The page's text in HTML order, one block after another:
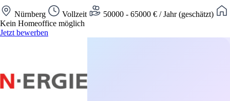
Nürnberg Vollzeit
50000 - 65000 € / Jahr (geschätzt)
Kein Homeoffice möglich
Jetzt bewerben